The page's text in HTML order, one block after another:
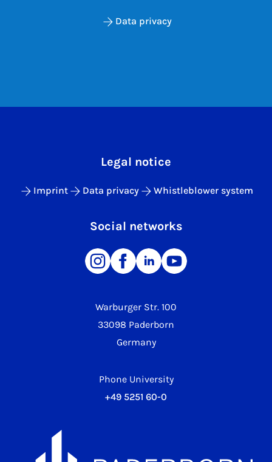
Data privacy
Warburger Str. 100
33098 Paderborn
Germany
Phone University
+49 5251 60-0
Legal notice
Imprint Data privacy Whistleblower system
Social networks